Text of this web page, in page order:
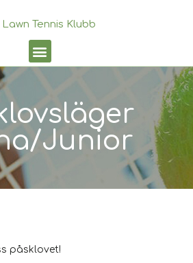
Tennis Klubb
Junior
påsklovet!